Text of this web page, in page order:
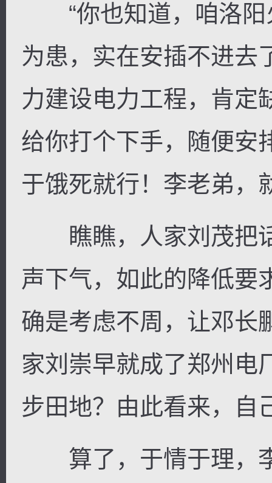
“你也知道，咱洛阳
为患，实在安插不进去
力建设电力工程，肯定
给你打个下手，随便安
于饿死就行！李老弟，
瞧瞧，人家刘茂把
声下气，如此的降低要
确是考虑不周，让邓长
家刘崇早就成了郑州电
步田地？由此看来，自
算了，于情于理，